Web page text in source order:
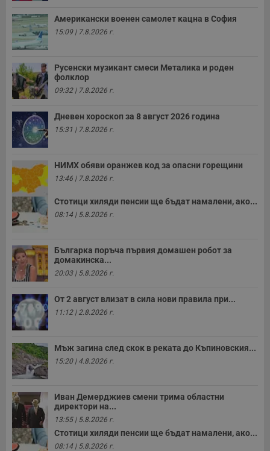
Американски военен самолет кацна в София
15:09 | 7.8.2026 г.
Русенски музикант смеси Металика и роден
фолклор
09:32 | 7.8.2026 г.
Дневен хороскоп за 8 август 2026 година
15:31 | 7.8.2026 г.
НИМХ обяви оранжев код за опасни горещини
13:46 | 7.8.2026 г.
Стотици хиляди пенсии ще бъдат намалени, ако...
08:14 | 5.8.2026 г.
Българка поръча първия домашен робот за
домакинска...
20:03 | 5.8.2026 г.
От 2 август влизат в сила нови правила при...
11:12 | 2.8.2026 г.
Мъж загина след скок в реката до Къпиновския...
15:20 | 4.8.2026 г.
Иван Демерджиев смени трима областни
директори на...
13:55 | 5.8.2026 г.
Стотици хиляди пенсии ще бъдат намалени, ако...
08:14 | 5.8.2026 г.